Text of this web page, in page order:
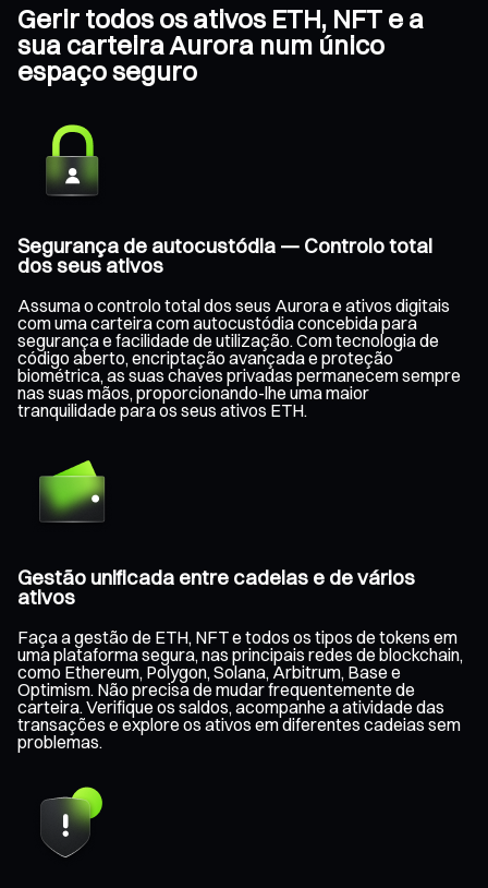
Gerir todos os ativos ETH, NFT e a
sua carteira Aurora num único
espaço seguro
Segurança de autocustódia — Controlo total
dos seus ativos
Assuma o controlo total dos seus Aurora e ativos digitais
com uma carteira com autocustódia concebida para
segurança e facilidade de utilização. Com tecnologia de
código aberto, encriptação avançada e proteção
biométrica, as suas chaves privadas permanecem sempre
nas suas mãos, proporcionando-lhe uma maior
tranquilidade para os seus ativos ETH.
Gestão unificada entre cadeias e de vários
ativos
Faça a gestão de ETH, NFT e todos os tipos de tokens em
uma plataforma segura, nas principais redes de blockchain,
como Ethereum, Polygon, Solana, Arbitrum, Base e
Optimism. Não precisa de mudar frequentemente de
carteira. Verifique os saldos, acompanhe a atividade das
transações e explore os ativos em diferentes cadeias sem
problemas.